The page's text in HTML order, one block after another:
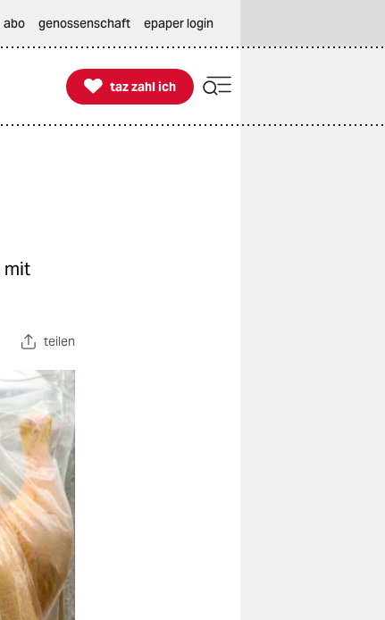
abo genossenschaft epaper login

taz zahl ich
taz zahl ich
mit
teilen